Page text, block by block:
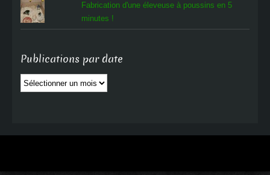
Fabrication d'une éleveuse à poussins en 5
minutes !
Publications par date
Publications
par